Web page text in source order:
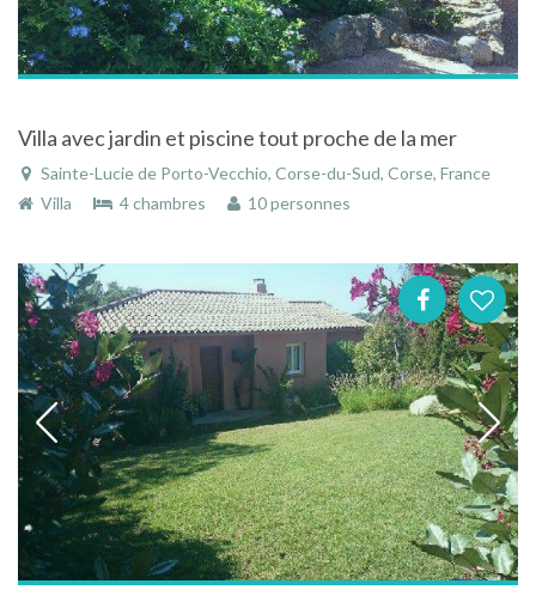
Villa avec jardin et piscine tout proche de la mer
Sainte-Lucie de Porto-Vecchio, Corse-du-Sud, Corse, France
Villa
4 chambres 10 personnes